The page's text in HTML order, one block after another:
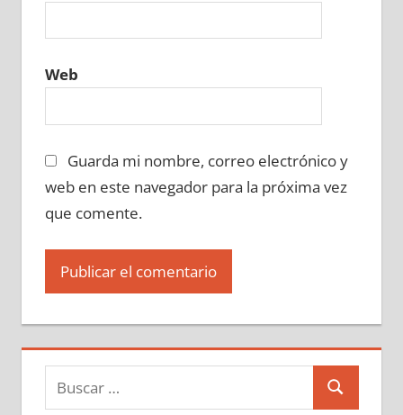
Web
Guarda mi nombre, correo electrónico y
web en este navegador para la próxima vez
que comente.
Buscar